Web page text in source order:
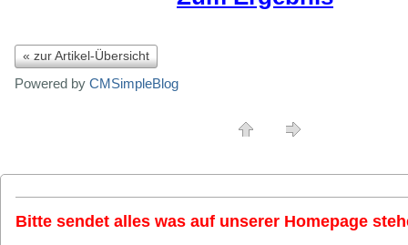
« zur Artikel-Übersicht
Powered by CMSimpleBlog
Bitte sendet alles was auf unserer Homepage